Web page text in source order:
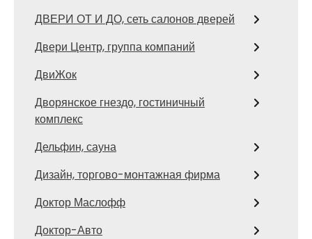
ДВЕРИ ОТ И ДО, сеть салонов дверей
Двери Центр, группа компаний
ДвиЖок
Дворянское гнездо, гостиничный
комплекс
Дельфин, сауна
Дизайн, торгово-монтажная фирма
Доктор Маслофф
Доктор-Авто